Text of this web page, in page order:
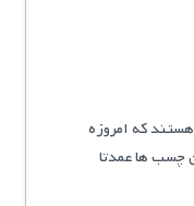
که امروزه
چسب ها عمدتا